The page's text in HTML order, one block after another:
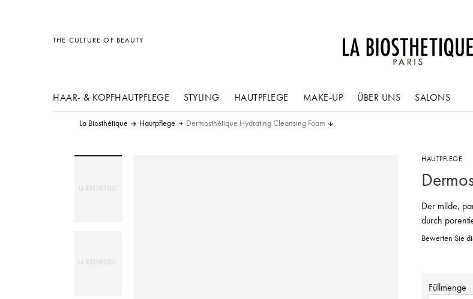
THE CULTURE OF BEAUTY
HAAR- & KOPFHAUTPFLEGE STYLING
Sonstiges
HAUTPFLEGE MAKE-UP ÜBER UNS SALONS
La Biosthétique Hautpflege Dermosthétique Hydrating Cleansing Foam
HAUTPFLEGE
Der milde,
durch
Bewerten Sie
Füllmenge